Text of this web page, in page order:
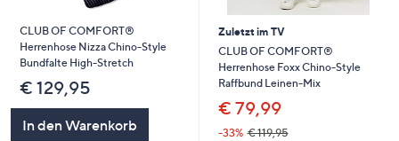
CLUB OF COMFORT®
Herrenhose Nizza Chino-Style
Bundfalte High-Stretch
€ 129,95
In den Warenkorb
Zuletzt im TV
CLUB OF COMFORT®
Herrenhose Foxx Chino-Style
Raffbund Leinen-Mix
€ 79,99
-33% € 119,95